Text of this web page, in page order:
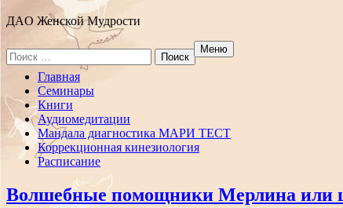
ДAO Женской Мудрости
Search
for:
Меню
Перейти
содержанию
Главная
Семинары
Книги
Аудиомедитации
Мандала диагностика МАРИ ТЕСТ
Коррекционная кинезиология
Расписание
Волшебные помощники Мерлина или